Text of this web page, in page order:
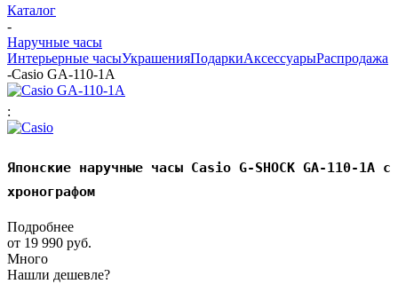
Каталог
-
Наручные часы
Интерьерные часыУкрашенияПодаркиАксессуарыРаспродажа
-Casio GA-110-1A
:
Японские наручные часы Casio G-SHOCK GA-110-1A с
хронографом
Подробнее
от 19 990 руб.
Много
Нашли дешевле?